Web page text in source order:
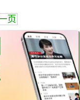
页